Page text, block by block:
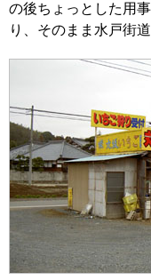
の後ちょっとした用
り、そのまま水戸街